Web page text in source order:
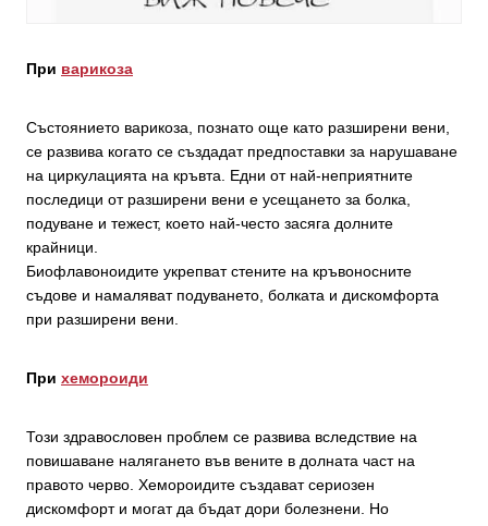
При варикоза
Състоянието варикоза, познато още като разширени вени,
се развива когато се създадат предпоставки за нарушаване
на циркулацията на кръвта. Едни от най-неприятните
последици от разширени вени е усещането за болка,
подуване и тежест, което най-често засяга долните
крайници.
Биофлавоноидите укрепват стените на кръвоносните
съдове и намаляват подуването, болката и дискомфорта
при разширени вени.
При хемороиди
Този здравословен проблем се развива вследствие на
повишаване налягането във вените в долната част на
правото черво. Хемороидите създават сериозен
дискомфорт и могат да бъдат дори болезнени. Но